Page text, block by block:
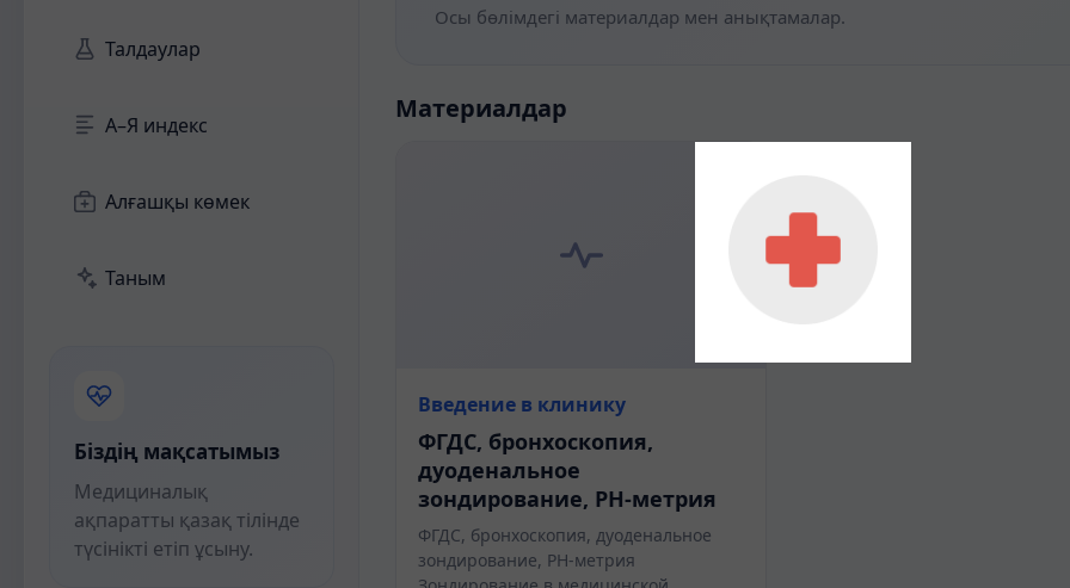
Талдаулар
А–Я индекс
Алғашқы көмек
Таным
Біздің мақсатымыз
Медициналық
ақпаратты қазақ тілінде
түсінікті етіп ұсыну.
Осы бөлімдегі материалдар мен анықтамалар.
Материалдар
Введение в клинику
ФГДС, бронхоскопия,
дуоденальное
зондирование, РН-метрия
ФГДС, бронхоскопия, дуоденальное
зондирование, РН-метрия